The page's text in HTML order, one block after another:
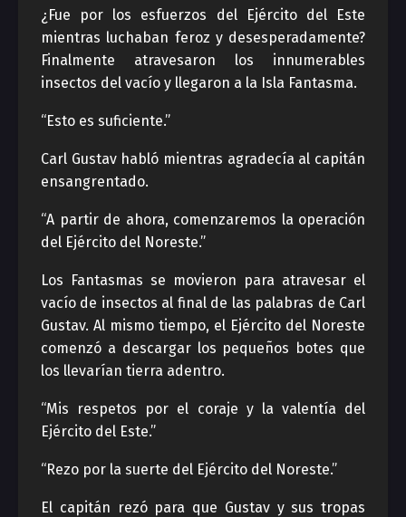
¿Fue por los esfuerzos del Ejército del Este
mientras luchaban feroz y desesperadamente?
Finalmente atravesaron los innumerables
insectos del vacío y llegaron a la Isla Fantasma.
“Esto es suficiente.”
Carl Gustav habló mientras agradecía al capitán
ensangrentado.
“A partir de ahora, comenzaremos la operación
del Ejército del Noreste.”
Los Fantasmas se movieron para atravesar el
vacío de insectos al final de las palabras de Carl
Gustav. Al mismo tiempo, el Ejército del Noreste
comenzó a descargar los pequeños botes que
los llevarían tierra adentro.
“Mis respetos por el coraje y la valentía del
Ejército del Este.”
“Rezo por la suerte del Ejército del Noreste.”
El capitán rezó para que Gustav y sus tropas